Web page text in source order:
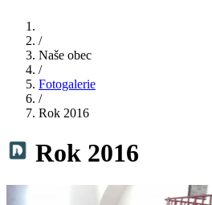
/
Naše obec
/
Fotogalerie
/
Rok 2016
Rok 2016